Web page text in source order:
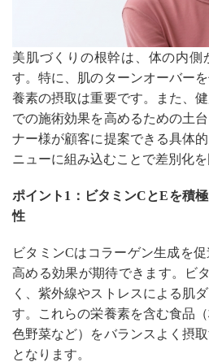
美肌づくりの根幹は、体の内側
す。特に、肌のターンオーバー
養素の摂取は重要です。また、
での施術効果を高めるための土
ナー様が顧客に提案できる具体
ニューに組み込むことで差別化を
ポイント1：ビタミンCとEを積
性
ビタミンCはコラーゲン生成を
高める効果が期待できます。ビ
く、紫外線やストレスによる肌
す。これらの栄養素を含む食品
色野菜など）をバランスよく摂
となります。